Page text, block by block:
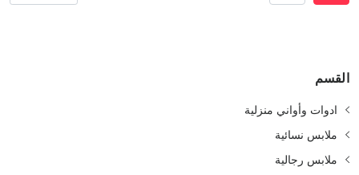
القسم
ادوات وأواني منزلية
ملابس نسائية
ملابس رجالية